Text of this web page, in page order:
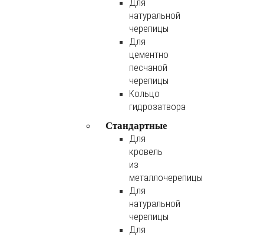
Для
натуральной
черепицы
Для
цементно
песчаной
черепицы
Кольцо
гидрозатвора
Стандартные
Для
кровель
из
металлочерепицы
Для
натуральной
черепицы
Для